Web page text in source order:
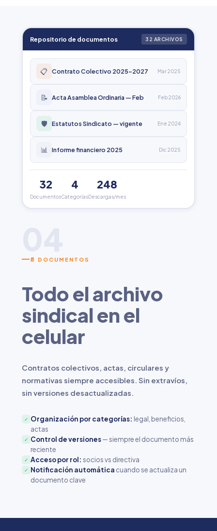
Repositorio de documentos 32 ARCHIVOS
📋 Contrato Colectivo 2025–2027 Mar 2025
📝 Acta Asamblea Ordinaria — Feb Feb 2026
🛡️ Estatutos Sindicato — vigente Ene 2024
📊 Informe financiero 2025 Dic 2025
32
Documentos
4
Categorías
248
Descargas/mes
📄 DOCUMENTOS
Todo el archivo
sindical en el
celular
Contratos colectivos, actas, circulares y
normativas siempre accesibles. Sin extravíos,
sin versiones desactualizadas.
✓ Organización por categorías: legal, beneficios,
actas
✓ Control de versiones— siempre el documento más
reciente
✓ Acceso por rol: socios vs directiva
✓ Notificación automática cuando se actualiza un
documento clave